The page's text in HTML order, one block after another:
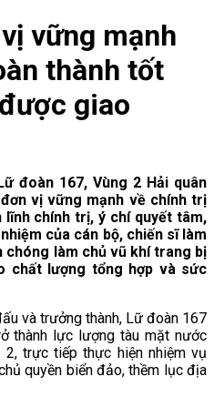
vững mạnh
thành tốt
giao
đoàn167, Vùng 2 Hải quân
vị vững mạnh về chính trị
lĩnh chính trị, ý chí quyết tâm,
của cán bộ, chiến sĩ làm
chóng làm chủ vũ khí trang bị
chất lượng tổng hợp và sức
và trưởng thành, Lữ đoàn 167
thành lực lượng tàu mặt nước
trực tiếp thực hiện nhiệm vụ
quyền biển đảo, thềm lục địa